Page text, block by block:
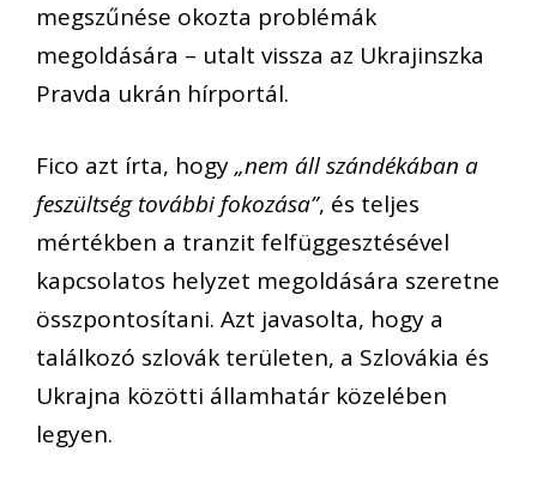
megszűnése okozta problémák
megoldására – utalt vissza az Ukrajinszka
Pravda ukrán hírportál.
Fico azt írta, hogy„nem áll szándékában a
feszültség további fokozása”, és teljes
mértékben a tranzit felfüggesztésével
kapcsolatos helyzet megoldására szeretne
összpontosítani. Azt javasolta, hogy a
találkozó szlovák területen, a Szlovákia és
Ukrajna közötti államhatár közelében
legyen.